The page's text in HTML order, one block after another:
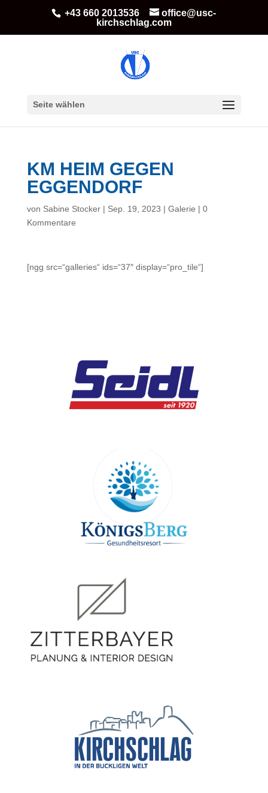
+43 660 2013536
office@usc-
kirchschlag.com
Seite wählen
KM HEIM GEGEN
EGGENDORF
von Sabine Stocker| Sep. 19, 2023 | Galerie | 0
Kommentare
[ngg src=“galleries“ ids=“37″ display=“pro_tile“]